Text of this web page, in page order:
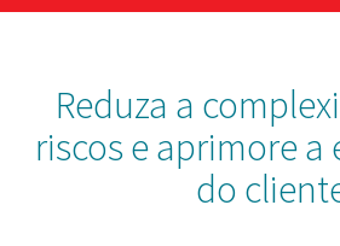
Reduza a
riscos e aprimore a
do